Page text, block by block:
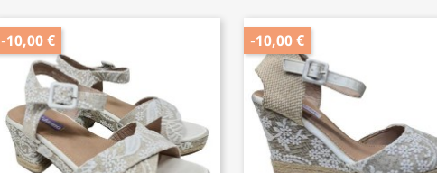
-10,00 € -10,00 €